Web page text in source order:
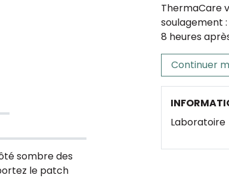
ThermaCare
soulagement
8 heures
Continuer
sombre des
le patch
Laboratoire